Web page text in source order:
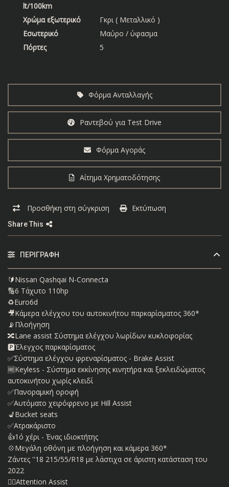
lt/100km
Χρώμα εξωτερικό
Γκρι ( Μεταλλικό )
Εσωτερικό
Μαύρο / ύφασμα
Πόρτες
5
Φόρμα Ανταλλαγής
Ραντεβού για Test Drive
Φόρμα Αγοράς
Αίτημα Χρηματοδότησης
Προσθήκη στη σύγκριση Εκτύπωση
Share This
ΠΕΡΙΓΡΑΦΉ
🔰Nissan Qashqai N-Connecta
🔢6 Τάχυτο 110hp
♻️Euro6d
🎥Κάμερα ελέγχου του αυτοκινήτου παρκαρίσματος 360*
📡Πλοήγηση
🔀Lane assist Σύστημα ελέγχου λωρίδων κυκλοφορίας
🅿️Έλεγχος παρκαρίσματος
✅Σύστημα ελέγχου φρεναρίσματος - Brake Assist
🆓Keyless - Σύστημα εκκίνησης κινητήρα και ξεκλειδώματος
αυτοκινήτου χωρίς κλειδί
✅Πανοραμική οροφή
✅Αυτόματο χειρόφρενο με Hill Assist
💺Bucket seats
✅Ατρακάριστο
👍1ό χέρι - Ένας ιδιοκτήτης
💠Μεγάλη οθόνη με πλοήγηση και κάμερα 360*
Ζάντες ''18 215/55/R18 με λάστιχα σε άριστη κατάσταση του
2022
👨‍✈️Attention Assist